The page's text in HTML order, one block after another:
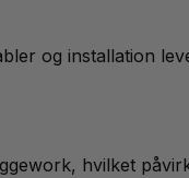
og
hvilket